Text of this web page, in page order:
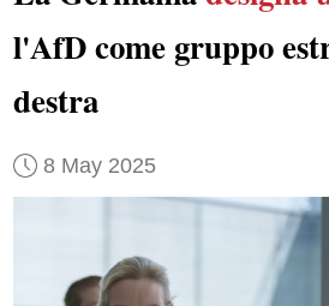
l'AfD come gruppo
destra
8 May 2025